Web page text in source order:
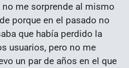
no me sorprende al mismo
porque en el pasado no
que había perdido la
usuarios, pero no me
un par de años en el que